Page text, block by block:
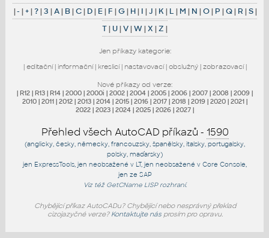
|- |+|?|3 |A| B|C| D| E| F |G| H| I |J | K| L | M | N |O| P |Q| R |S|
T| U|V|W|X |Z |
Jen příkazy kategorie:
| editační| informační| kreslicí| nastavovací| obslužný| zobrazovací|
Nové příkazy od verze:
| R12 | R13 | R14 | 2000 | 2000i | 2002 | 2004 | 2005 | 2006 | 2007 | 2008 | 2009 |
2010 | 2011 | 2012 | 2013 | 2014 | 2015 | 2016 | 2017 | 2018 | 2019 | 2020 | 2021 |
2022 | 2023 | 2024 | 2025 | 2026 | 2027 |
Přehled všech AutoCAD příkazů - 1590
(anglicky, česky, německy, francouzsky, španělsky, italsky, portugalsky,
polsky, maďarsky)
jen ExpressTools , jen neobsažené v LT, jen neobsažené v Core Console
jen ze SAP
Viz též GetCNameLISP rozhraní.
Chybějící příkaz AutoCADu? Chybějící nebo nesprávný překlad
cizojazyčné verze? Kontaktujte násprosím pro opravu.